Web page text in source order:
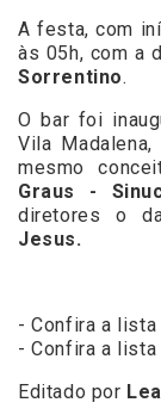
A festa, com
às 05h, com a
Sorrentino.
O bar foi
Vila
mesmo
Graus -
diretores o
Jesus.
- Confira a lista
- Confira a
Editado por